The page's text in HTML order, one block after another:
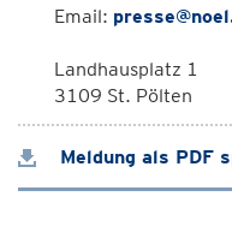
Email:
Landhausplatz 1
3109 St. Pölten
Meldung als PDF